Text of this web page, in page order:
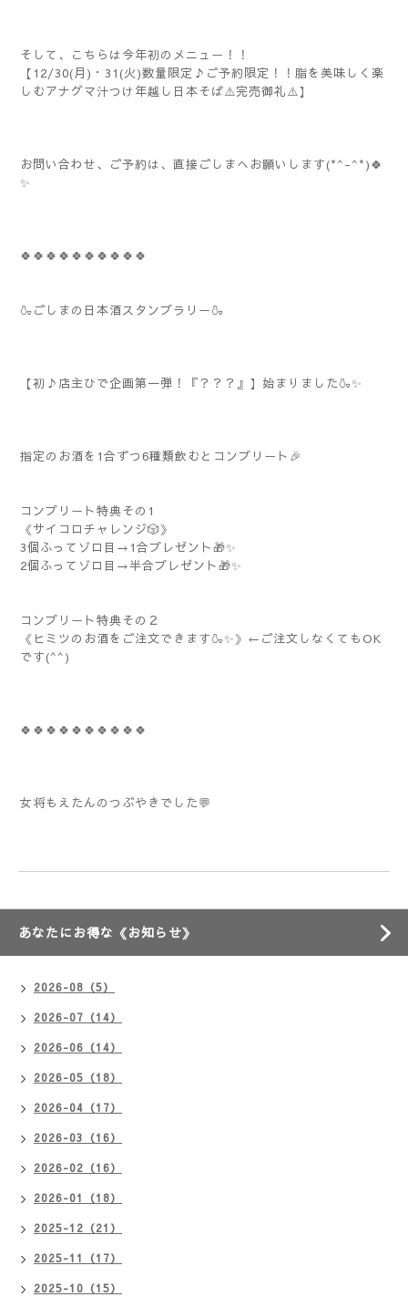
そして、こちらは今年初のメニュー！！
【12/30(月)・31(火)数量限定♪ご予約限定！！脂を美味しく楽
しむアナグマ汁つけ年越し日本そば⚠️完売御礼⚠️】
お問い合わせ、ご予約は、直接ごしまへお願いします(*^-^*)🍀
✨
🍀🍀🍀🍀🍀🍀🍀🍀🍀🍀
🍶ごしまの日本酒スタンプラリー🍶
【初♪店主ひで企画第一弾！『？？？』】始まりました🍶✨
指定のお酒を1合ずつ6種類飲むとコンプリート🎉
コンプリート特典その1
《サイコロチャレンジ🎲》
3個ふってゾロ目→1合プレゼント🎁✨
2個ふってゾロ目→半合プレゼント🎁✨
コンプリート特典その２
《ヒミツのお酒をご注文できます🍶✨》←ご注文しなくてもOK
です(^^)
🍀🍀🍀🍀🍀🍀🍀🍀🍀🍀
女将もえたんのつぶやきでした💬
あなたにお得な《お知らせ》
2026-08（5）
2026-07（14）
2026-06（14）
2026-05（18）
2026-04（17）
2026-03（16）
2026-02（16）
2026-01（18）
2025-12（21）
2025-11（17）
2025-10（15）